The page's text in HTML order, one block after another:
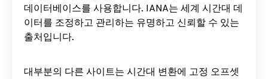
데이터베이스를 사용합니다. IANA는 세계 시간대 데
이터를 조정하고 관리하는 유명하고 신뢰할 수 있는
출처입니다.
대부분의 다른 사이트는 시간대 변환에 ​​고정 오프셋